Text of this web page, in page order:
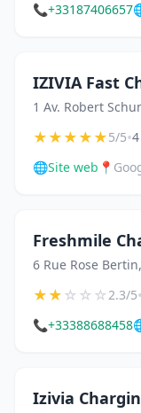
📞+33187406657
IZIVIA Fast
1 Av. Robert
★★★★★5/5•
🌐Site web 📍
Freshmile
6 Rue Rose
★★☆☆☆2.3/5•
📞+33388688458
Izivia